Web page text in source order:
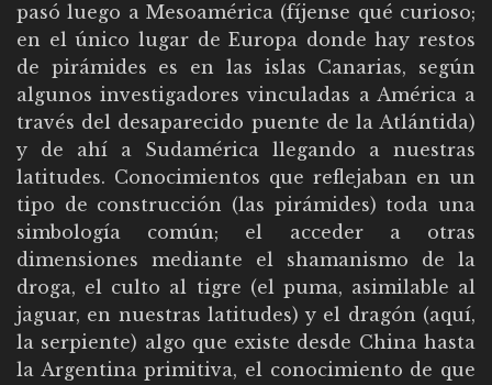
pasó luego a Mesoamérica (fíjense qué curioso;
en el único lugar de Europa donde hay restos
de pirámides es en las islas Canarias, según
algunos investigadores vinculadas a América a
través del desaparecido puente de la Atlántida)
y de ahí a Sudamérica llegando a nuestras
latitudes. Conocimientos que reflejaban en un
tipo de construcción (las pirámides) toda una
simbología común; el acceder a otras
dimensiones mediante el shamanismo de la
droga, el culto al tigre (el puma, asimilable al
jaguar, en nuestras latitudes) y el dragón (aquí,
la serpiente) algo que existe desde China hasta
la Argentina primitiva, el conocimiento de que